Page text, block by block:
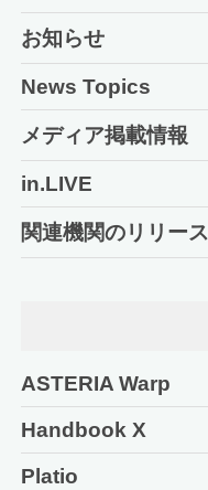
お知らせ
News Topics
メディア掲載情報
in.LIVE
関連機関のリリース
ASTERIA Warp
Handbook X
Platio